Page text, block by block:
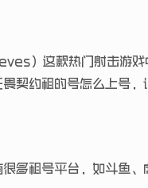
）这款热门射击游戏
契约租的号怎么上号，
多租号平台，如斗鱼